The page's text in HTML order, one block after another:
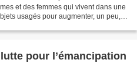
et des femmes qui vivent dans une
usagés pour augmenter, un peu,
pour l’émancipation